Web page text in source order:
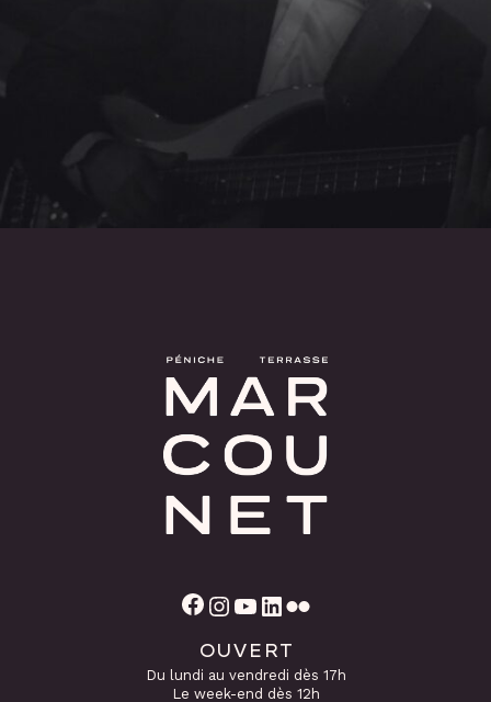
Facebook Instagram YouTube
OUVERT
Du lundi au vendredi dès 17h
Le week-end dès 12h